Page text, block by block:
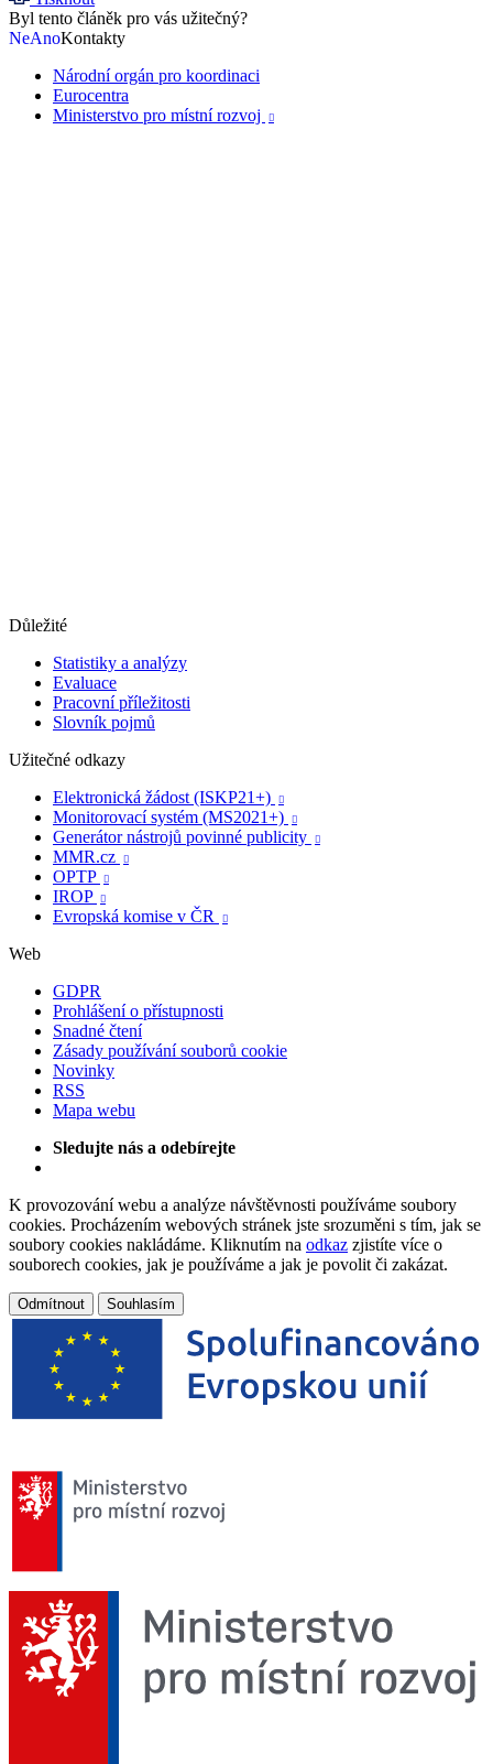
Byl tento článěk pro vás užitečný?
NeAnoKontakty
Národní orgán pro koordinaci
Eurocentra
Ministerstvo pro místní rozvoj

Důležité
Statistiky a analýzy
Evaluace
Pracovní příležitosti
Slovník pojmů
Užitečné odkazy
Elektronická žádost (ISKP21+)

Monitorovací systém (MS2021+) 
Generátor nástrojů povinné publicity 
MMR.cz 
OPTP 
IROP 
Evropská komise v ČR 
Web
GDPR
Prohlášení o přístupnosti
Snadné čtení
Zásady používání souborů cookie
Novinky
RSS
Mapa webu
Sledujte nás a odebírejte
K provozování webu a analýze návštěvnosti používáme soubory
cookies. Procházením webových stránek jste srozuměni s tím, jak se
soubory cookies nakládáme. Kliknutím na odkaz zjistíte více o
souborech cookies, jak je používáme a jak je povolit či zakázat.
Odmítnout Souhlasím